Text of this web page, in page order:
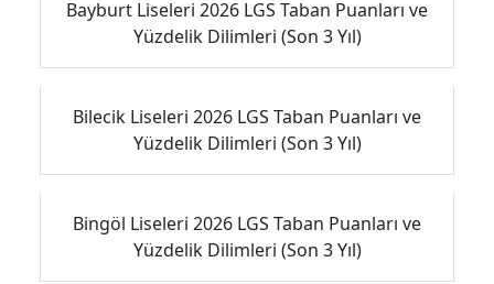
Bayburt Liseleri 2026 LGS Taban Puanları ve
Yüzdelik Dilimleri (Son 3 Yıl)
Bilecik Liseleri 2026 LGS Taban Puanları ve
Yüzdelik Dilimleri (Son 3 Yıl)
Bingöl Liseleri 2026 LGS Taban Puanları ve
Yüzdelik Dilimleri (Son 3 Yıl)